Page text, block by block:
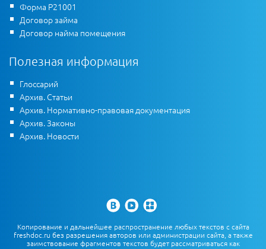
Форма Р21001
Договор займа
Договор найма помещения
Полезная информация
Глоссарий
Архив. Статьи
Архив. Нормативно-правовая документация
Архив. Законы
Архив. Новости
Копирование и дальнейшее распространение любых текстов с сайта
freshdoc.ru без разрешения авторов или администрации сайта, а также
заимствование фрагментов текстов будет рассматриваться как